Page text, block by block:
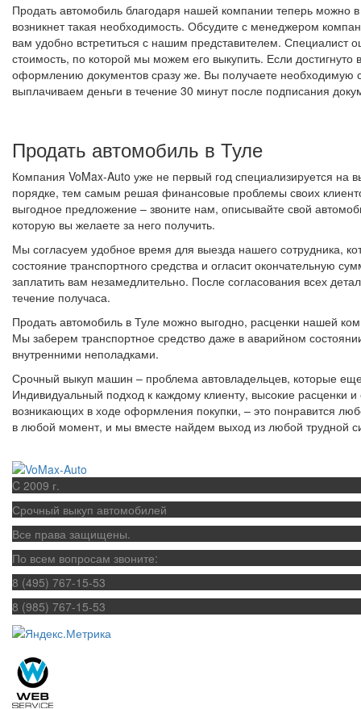
Продать автомобиль благодаря нашей компании теперь можно
возникнет такая необходимость. Обсудите с менеджером
вам удобно встретиться с нашим представителем. Специалист
стоимость, по которой мы можем его выкупить. Если
оформлению документов сразу же. Вы получаете необходимую
выплачиваем деньги в течение 30 минут после подписания
Продать автомобиль в Туле
Компания VoMax-Auto уже не первый год специализируется на
порядке, тем самым решая финансовые проблемы своих
выгодное предложение – звоните нам, описывайте свой
которую вы желаете за него получить.
Мы согласуем удобное время для выезда нашего сотрудника,
состояние транспортного средства и огласит окончательную
заплатить вам незамедлительно. После согласования всех
течение получаса.
Продать автомобиль в Туле можно выгодно, расценки нашей
Мы заберем транспортное средство даже в аварийном
внутренними неполадками.
Срочный выкуп машин – проблема автовладельцев, которые
Индивидуальный подход к каждому клиенту, высокие расценки
возникающих в ходе оформления покупки, – это понравится
в любой момент, и мы вместе найдем выход из любой трудной
C 2009 г.
Срочный выкуп автомобилей
Все права защищены.
По всем вопросам звоните:
8 (495) 767-15-53
8 (985) 767-15-53